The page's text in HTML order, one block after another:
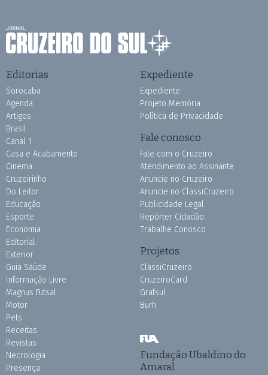
Editorias
Sorocaba
Agenda
Artigos
Brasil
Canal 1
Casa e Acabamento
Cinema
Cruzeirinho
Do Leitor
Educação
Esporte
Economia
Editorial
Exterior
Guia Saúde
Informação Livre
Magnus Futsal
Motor
Pets
Receitas
Revistas
Necrologia
Presença
Expediente
Expediente
Projeto Memória
Política de Privacidade
Fale conosco
Fale com o Cruzeiro
Atendimento ao Assinante
Anuncie no Cruzeiro
Anuncie no ClassiCruzeiro
Publicidade Legal
Repórter Cidadão
Trabalhe Conosco
Projetos
ClassiCruzeiro
CruzeiroCard
Grafsul
Burh
Fundação Ubaldino do
Amaral